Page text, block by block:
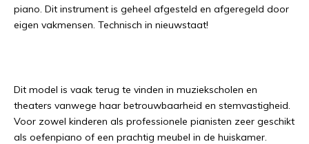
piano. Dit instrument is geheel afgesteld en afgeregeld door
eigen vakmensen. Technisch in nieuwstaat!
Dit model is vaak terug te vinden in muziekscholen en
theaters vanwege haar betrouwbaarheid en stemvastigheid.
Voor zowel kinderen als professionele pianisten zeer geschikt
als oefenpiano of een prachtig meubel in de huiskamer.